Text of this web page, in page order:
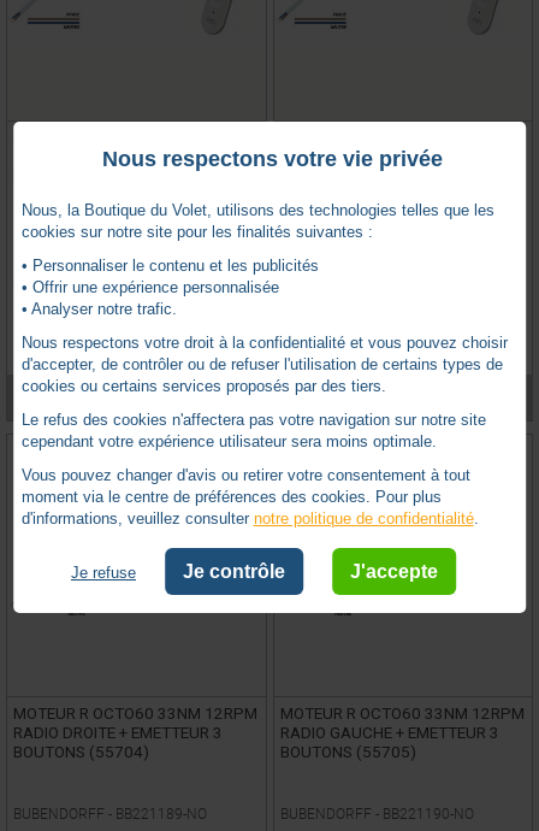
12RPM RADIO DROITE (55714)
BUBENDORFF -BB221050-NO
Produit remplacé
0 avis
VOIR LE PRODUIT
12RPM RADIO GAUCHE (55715)
BUBENDORFF -
VOIR LE PRODUIT
MOTEUR R OCTO60 33NM 12RPM
RADIO DROITE + EMETTEUR 3
BOUTONS (55704)
BUBENDORFF - BB221189-NO
MOTEUR R OCTO60 33NM 12RPM
RADIO GAUCHE + EMETTEUR 3
BOUTONS (55705)
BUBENDORFF - BB221190-NO
Nous respectons votre vie privée
Nous, la Boutique du Volet, utilisons des technologies telles que les
cookies sur notre site pour les finalités suivantes :
• Personnaliser le contenu et les publicités
• Offrir une expérience personnalisée
• Analyser notre trafic.
Nous respectons votre droit à la confidentialité et vous pouvez choisir
d'accepter, de contrôler ou de refuser l'utilisation de certains types de
cookies ou certains services proposés par des tiers.
Le refus des cookies n'affectera pas votre navigation sur notre site
cependant votre expérience utilisateur sera moins optimale.
Vous pouvez changer d'avis ou retirer votre consentement à tout
moment via le centre de préférences des cookies. Pour plus
d'informations, veuillez consulter notre politique de confidentialité.
Je refuse Je contrôle J'accepte